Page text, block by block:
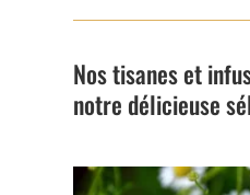
Nos tisanes et
notre délicieuse